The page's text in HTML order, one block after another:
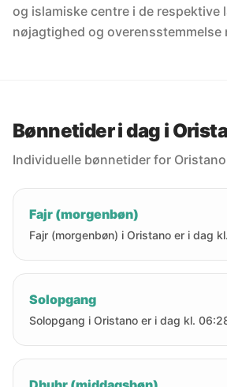
og islamiske centre i de respektive
nøjagtighed og overensstemmelse
Bønnetider i dag i
Individuelle bønnetider for
Fajr (morgenbøn)
Fajr (morgenbøn) i Oristano er i dag
Solopgang
Solopgang i Oristano er i dag kl.